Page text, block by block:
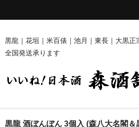
黒龍｜花垣｜米百俵｜池月｜東長｜大黒正
全国発送承ります
ホーム
黒龍 酒ぼんぼん 3個入 (森八大名閣＆